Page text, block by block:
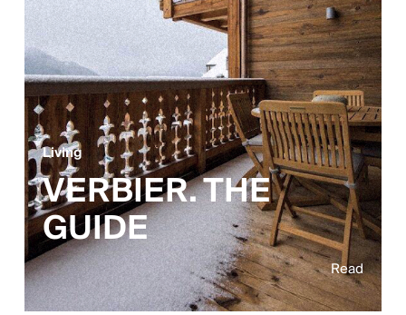
Living
VERBIER. THE
GUIDE
Read